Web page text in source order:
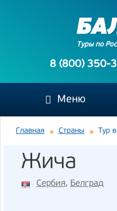
Туры по
8 (800) 350-
Меню
Главная Страны Тур
Жича
Сербия, Белград